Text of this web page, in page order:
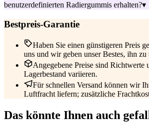
benutzerdefinierten Radiergummis erhalten?▾
Bestpreis-Garantie
Haben Sie einen günstigeren Preis
uns und wir geben unser Bestes, ihn zu
Angegebene Preise sind Richtwerte
Lagerbestand variieren.
Für schnellen Versand können wir
Luftfracht liefern; zusätzliche
Das könnte Ihnen auch